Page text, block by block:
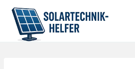
Zum
Inhalt
springen